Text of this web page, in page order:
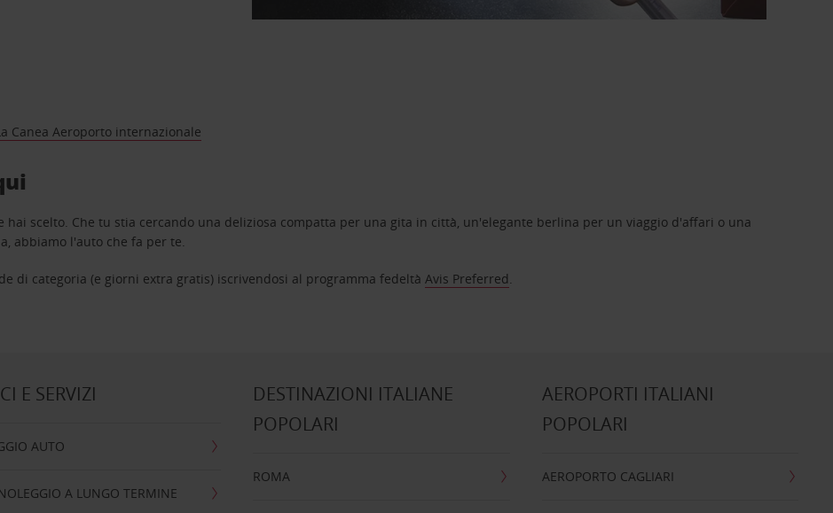
Canea Aeroporto internazionale
hai scelto. Che tu stia cercando una deliziosa compatta per una gita in città, un'elegante berlina per un viaggio d'affari o una
abbiamo l'auto che fa per te.
di categoria (e giorni extra gratis) iscrivendosi al programma fedeltàAvis Preferred.
E SERVIZI
AUTO
A LUNGO TERMINE
DESTINAZIONI ITALIANE
POPOLARI
ROMA
AEROPORTI ITALIANI
POPOLARI
AEROPORTO CAGLIARI